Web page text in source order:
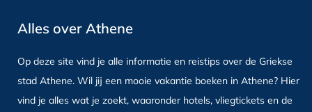
Alles over Athene
Op deze site vind je alle informatie en reistips over de Griekse
stad Athene. Wil jij een mooie vakantie boeken in Athene? Hier
vind je alles wat je zoekt, waaronder hotels, vliegtickets en de